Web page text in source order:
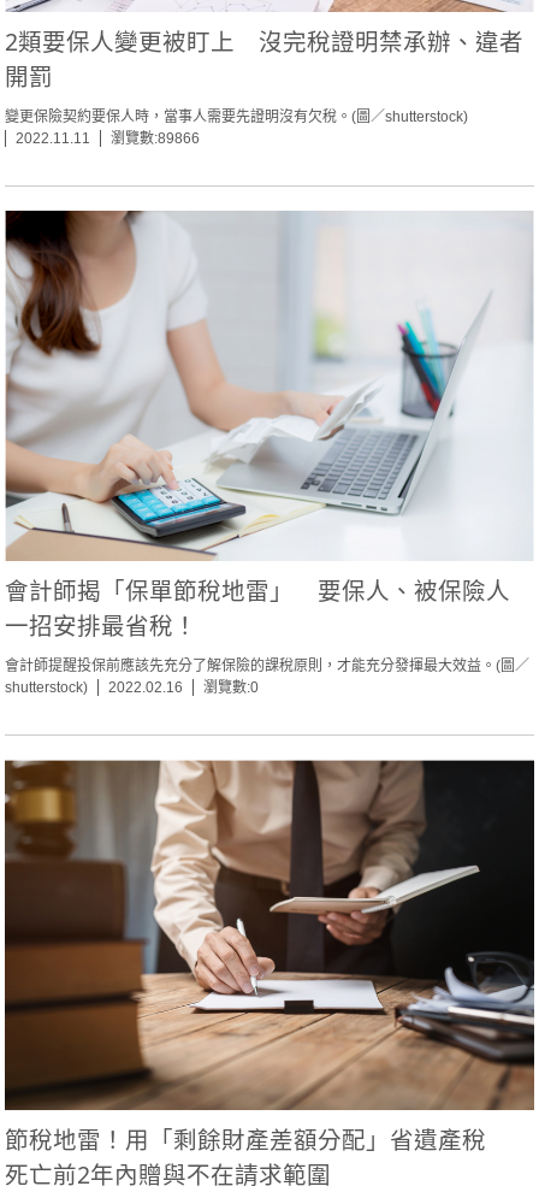
2類要保人變更被盯上 沒完稅證明禁承辦、違者
開罰
變更保險契約要保人時，當事人需要先證明沒有欠稅。(圖／shutterstock)
2022.11.11
瀏覽數:89866
會計師揭「保單節稅地雷」 要保人、被保險人
一招安排最省稅！
會計師提醒投保前應該先充分了解保險的課稅原則，才能充分發揮最大效益。(圖／
shutterstock)
2022.02.16 瀏覽數:0
節稅地雷！用「剩餘財產差額分配」省遺產稅
死亡前2年內贈與不在請求範圍